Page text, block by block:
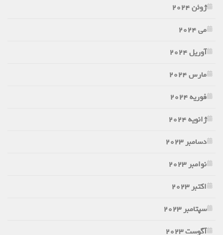
ژوئن 2024
می 2024
آوریل 2024
مارس 2024
فوریه 2024
ژانویه 2024
دسامبر 2023
نوامبر 2023
اکتبر 2023
سپتامبر 2023
آگوست 2023